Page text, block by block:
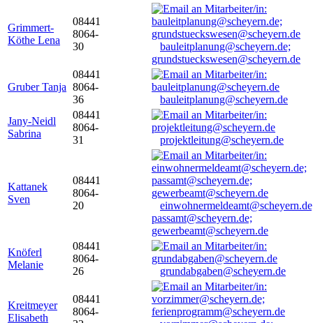
Grimmert-
Köthe Lena
08441
8064-
30
bauleitplanung@scheyern.de;
grundstueckswesen@scheyern.de
Gruber Tanja
08441
8064-
36
bauleitplanung@scheyern.de
Jany-Neidl
Sabrina
08441
8064-
31
projektleitung@scheyern.de
Kattanek
Sven
08441
8064-
20
passamt@scheyern.de;
gewerbeamt@scheyern.de
Knöferl
Melanie
08441
8064-
26
grundabgaben@scheyern.de
Kreitmeyer
Elisabeth
08441
8064-